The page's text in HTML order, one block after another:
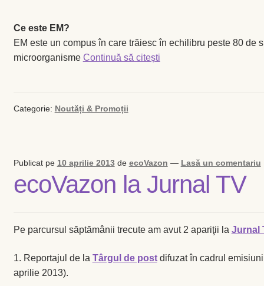
Ce este EM?
EM este un compus în care trăiesc în echilibru peste 80 de
microorganisme Continuă să citeștiCe
Categorie: Noutăți & Promoții
Publicat pe 10 aprilie 2013 de ecoVazon — Lasă un comentariu
ecoVazon la Jurnal TV
Pe parcursul săptămânii trecute am avut 2 apariţii la Jurnal
1. Reportajul de la Târgul de postdifuzat în cadrul
aprilie 2013).